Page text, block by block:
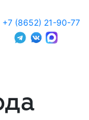
+7 (8652) 21-90-77